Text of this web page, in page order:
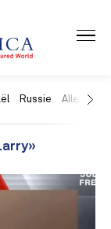
Russie Allemagne